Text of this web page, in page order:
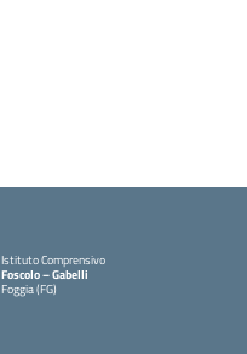
Istituto Comprensivo
Foscolo – Gabelli
Foggia (FG)
— Visita la pagina iniziale della scuola